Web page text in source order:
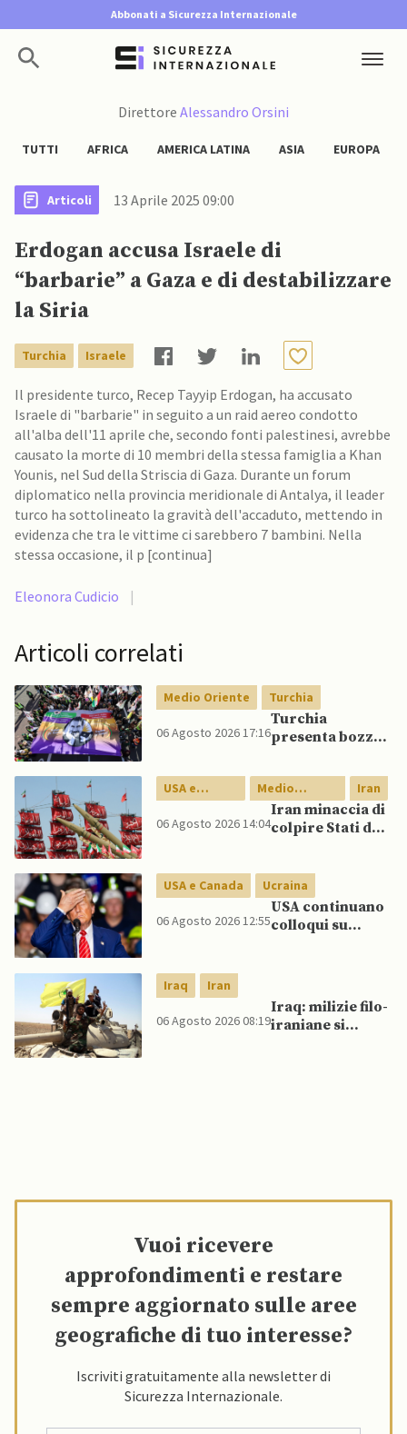
Abbonati a Sicurezza Internazionale
Direttore Alessandro Orsini
TUTTI AFRICA AMERICA LATINA ASIA EUROPA
Articoli 13 Aprile 2025 09:00
Erdogan accusa Israele di
“barbarie” a Gaza e di destabilizzare
la Siria
Turchia Israele
Il presidente turco, Recep Tayyip Erdogan, ha accusato
Israele di "barbarie" in seguito a un raid aereo condotto
all'alba dell'11 aprile che, secondo fonti palestinesi, avrebbe
causato la morte di 10 membri della stessa famiglia a Khan
Younis, nel Sud della Striscia di Gaza. Durante un forum
diplomatico nella provincia meridionale di Antalya, il leader
turco ha sottolineato la gravità dell'accaduto, mettendo in
evidenza che tra le vittime ci sarebbero 7 bambini. Nella
stessa occasione, il p [continua]
Eleonora Cudicio |
Articoli correlati
Medio Oriente Turchia
06 Agosto 2026 17:16
Turchia
presenta bozza
integrazione
milizie curde del
PKK
USA e
Canada
Medio
Oriente
Iran
06 Agosto 2026 14:04
Iran minaccia di
colpire Stati del
USA e Canada Ucraina
06 Agosto 2026 12:55
USA continuano
colloqui su
Ucraina,
nonostante
dubbi di Trump,
Iraq Iran
06 Agosto 2026 08:19
Iraq: milizie filo-
iraniane si
Vuoi ricevere
approfondimenti e restare
sempre aggiornato sulle aree
geografiche di tuo interesse?
Iscriviti gratuitamente alla newsletter di
Sicurezza Internazionale.